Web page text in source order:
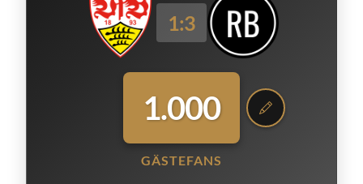
1:3
1.000
GÄSTEFANS